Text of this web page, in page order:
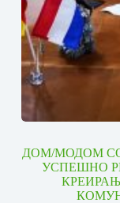
ДОМ/МОДОМ СО
УСПЕШНО